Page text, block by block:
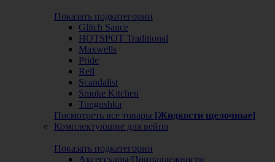
Показать подкатегории
Glitch Sauce
HOTSPOT Traditional
Maxwells
Pride
Rell
Scandalist
Smoke Kitchen
Tungushka
Посмотреть все товары [Жидкости щелочные]
Комплектующие для вейпа
Показать подкатегории
Аксессуары/Принадлежности